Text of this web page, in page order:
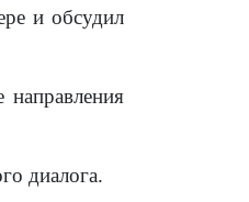
и обсудил
диалога.